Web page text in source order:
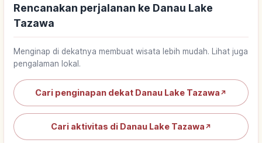
Rencanakan perjalanan ke Danau Lake
Tazawa
Menginap di dekatnya membuat wisata lebih mudah. Lihat juga
pengalaman lokal.
Cari penginapan dekat Danau Lake Tazawa ↗
Cari aktivitas di Danau Lake Tazawa ↗